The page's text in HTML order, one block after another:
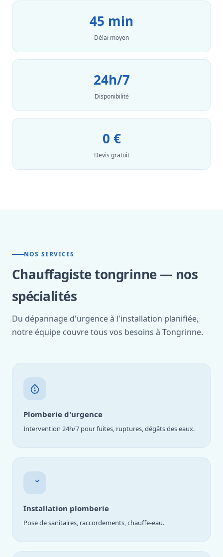
45 min
Délai moyen
24h/7
Disponibilité
0 €
Devis gratuit
NOS SERVICES
Chauffagiste tongrinne — nos
spécialités
Du dépannage d'urgence à l'installation planifiée,
notre équipe couvre tous vos besoins à Tongrinne.
Plomberie d'urgence
Intervention 24h/7 pour fuites, ruptures, dégâts des eaux.
Installation plomberie
Pose de sanitaires, raccordements, chauffe-eau.